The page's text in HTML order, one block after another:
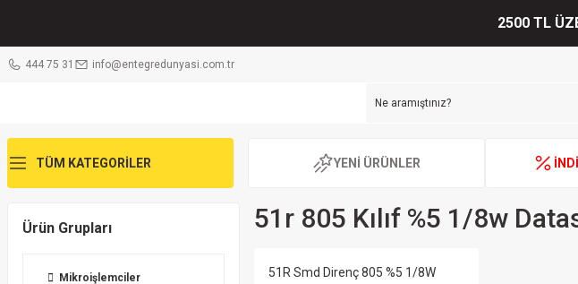
2500 TL
444 75 31 info@entegredunyasi.com.tr
TÜM KATEGORİLER YENİ ÜRÜNLER
Ürün Grupları
Mikroişlemciler
51r 805 Kılıf %5 1/8w
51R Smd Direnç 805 %5 1/8W